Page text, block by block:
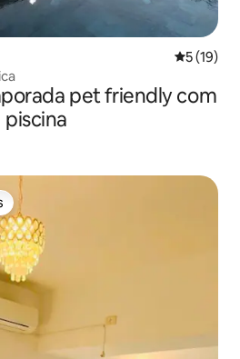
5 de uma
5 (19)
pet friendly com
piscina